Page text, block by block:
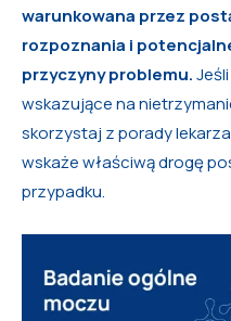
warunkowana przez
rozpoznania i
przyczyny problemu.
wskazujące na
skorzystaj z porady
wskaże właściwą drogę
przypadku.